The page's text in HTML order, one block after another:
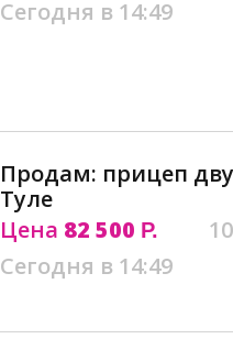
Сегодня в 14:49
Продам: прицеп
Туле
Цена 82 500 Р.
Сегодня в 14:49